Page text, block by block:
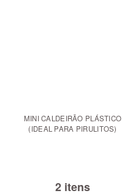
MINI CALDEIRÃO PLÁSTICO
(IDEAL PARA PIRULITOS)
2 itens